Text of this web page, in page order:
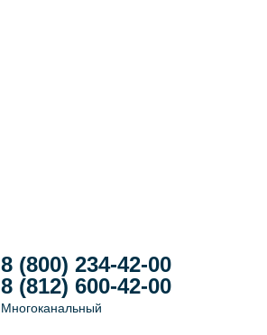
8 (800) 234-42-00
8 (812) 600-42-00
Многоканальный